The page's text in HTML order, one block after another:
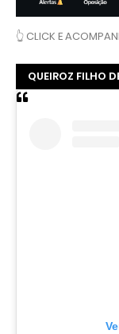
👆 CLICK E
QUEIROZ FILHO